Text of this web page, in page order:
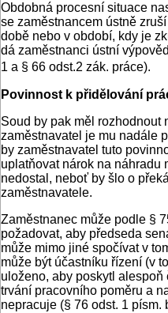
Obdobná procesní situace
se zaměstnancem ústně
době nebo v období, kdy je
dá zaměstnanci ústní
1 a § 66 odst.2 zák. práce).
Povinnost k přidělování
Soud by pak měl rozhodnout
zaměstnavatel je mu nadále
by zaměstnavatel tuto
uplatňovat nárok na náhradu
nedostal, neboť by šlo o
zaměstnavatele.
Zaměstnanec může podle §
požadovat, aby předseda
může mimo jiné spočívat v
může být účastníku řízení (v
uloženo, aby poskytl
trvání pracovního poměru a
nepracuje (§ 76 odst. 1 písm.